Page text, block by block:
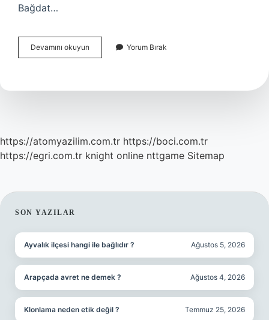
Bağdat…
Devamını okuyun İStanbul
Suadiye
Bağlı
Yorum Bırak
https://atomyazilim.com.tr https://boci.com.tr
https://egri.com.tr knight online nttgame Sitemap
SIDEBAR
SON YAZILAR
Ayvalık ilçesi hangi ile bağlıdır ? Ağustos 5, 2026
Arapçada avret ne demek ? Ağustos 4, 2026
Klonlama neden etik değil ? Temmuz 25, 2026